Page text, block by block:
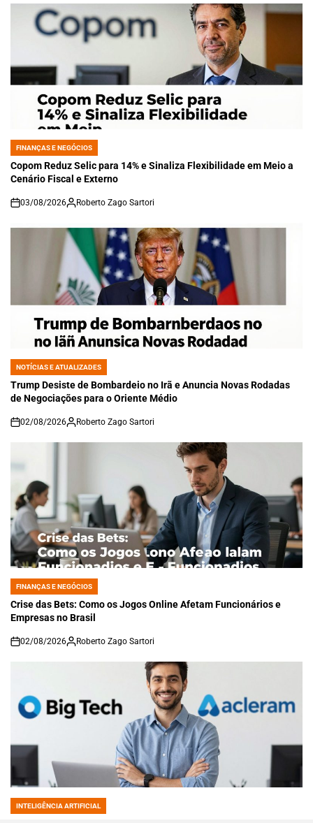
POSTED
IN
FINANÇAS E NEGÓCIOS
Copom Reduz Selic para 14% e Sinaliza Flexibilidade em Meio a
Cenário Fiscal e Externo
on
03/08/2026 Roberto Zago Sartori
POSTED
IN
NOTÍCIAS E ATUALIZADES
Trump Desiste de Bombardeio no Irã e Anuncia Novas Rodadas
de Negociações para o Oriente Médio
on
02/08/2026 Roberto Zago Sartori
POSTED
IN
FINANÇAS E NEGÓCIOS
Crise das Bets: Como os Jogos Online Afetam Funcionários e
Empresas no Brasil
on
02/08/2026 Roberto Zago Sartori
POSTED
INTELIGÊNCIA ARTIFICIAL